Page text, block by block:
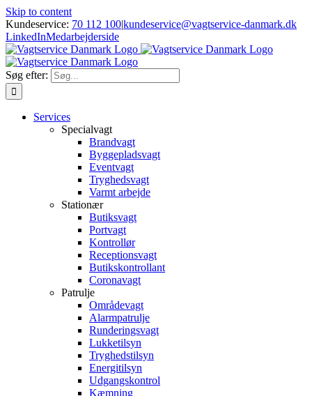
Skip to content
Kundeservice: 70 112 100|kundeservice@vagtservice-danmark.dk
LinkedInMedarbejderside
Søg efter:
Services
Specialvagt
Brandvagt
Byggepladsvagt
Eventvagt
Tryghedsvagt
Varmt arbejde
Stationær
Butiksvagt
Portvagt
Kontrollør
Receptionsvagt
Butikskontrollant
Coronavagt
Patrulje
Områdevagt
Alarmpatrulje
Runderingsvagt
Lukketilsyn
Tryghedstilsyn
Energitilsyn
Udgangskontrol
Kæmning